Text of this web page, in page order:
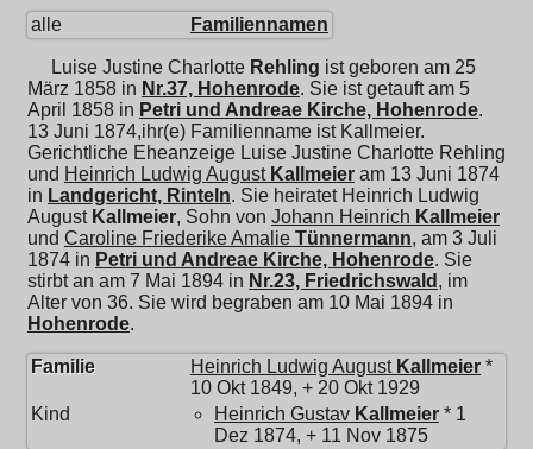
alle Familiennamen
Luise Justine Charlotte Rehling ist geboren am 25
März 1858 in Nr.37, Hohenrode. Sie ist getauft am 5
April 1858 in Petri und Andreae Kirche, Hohenrode.
13 Juni 1874,ihr(e) Familienname ist Kallmeier.
Gerichtliche Eheanzeige Luise Justine Charlotte Rehling
und Heinrich Ludwig August Kallmeier am 13 Juni 1874
in Landgericht, Rinteln. Sie heiratet Heinrich Ludwig
August Kallmeier, Sohn von Johann Heinrich Kallmeier
und Caroline Friederike Amalie Tünnermann, am 3 Juli
1874 in Petri und Andreae Kirche, Hohenrode. Sie
stirbt an am 7 Mai 1894 in Nr.23, Friedrichswald , im
Alter von 36. Sie wird begraben am 10 Mai 1894 in
Hohenrode.
Familie Heinrich Ludwig August Kallmeier *
10 Okt 1849, + 20 Okt 1929
Kind
Heinrich Gustav Kallmeier * 1
Dez 1874, + 11 Nov 1875